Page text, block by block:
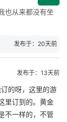
也从来都没有坐
发布于：20天前
发布于：13天前
的呀，这里的游
里订到的。黄金
不一样的，不管